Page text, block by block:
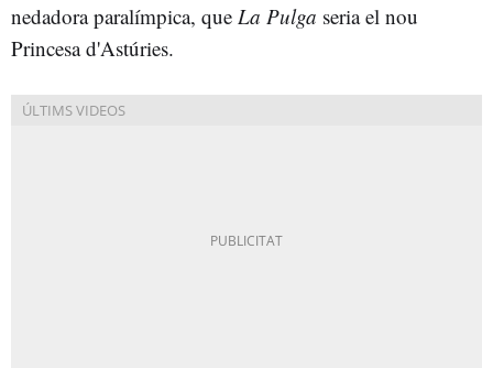
nedadora paralímpica, que La Pulga seria el nou
Princesa d'Astúries.